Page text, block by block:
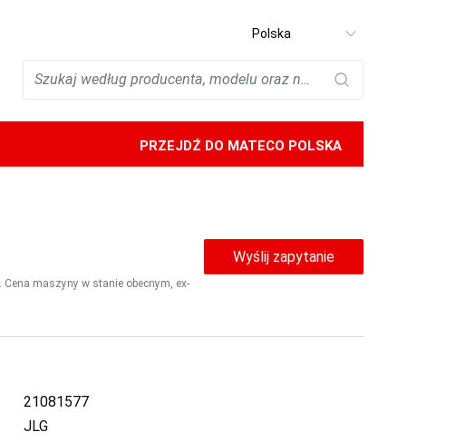
Select
PRZEJDŹ DO MATECO POLSKA
maszyny w stanie obecnym, ex-
Wyślij zapytanie
21081577
JLG